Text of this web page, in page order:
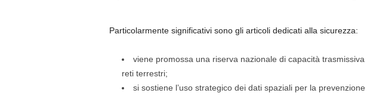
Particolarmente significativi sono gli articoli dedicati alla sicurezza:
viene promossa una riserva nazionale di capacità
reti terrestri;
si sostiene l’uso strategico dei dati spaziali per la